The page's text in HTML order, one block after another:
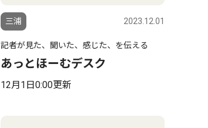
三浦 2023.12.01
記者が見た、聞いた、感じた、を伝える
あっとほーむデスク
12月1日0:00更新